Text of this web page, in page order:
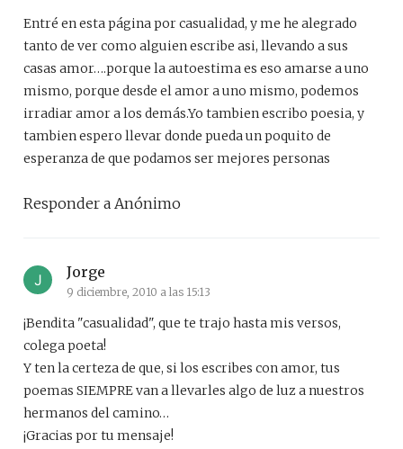
Entré en esta página por casualidad, y me he alegrado
tanto de ver como alguien escribe asi, llevando a sus
casas amor….porque la autoestima es eso amarse a uno
mismo, porque desde el amor a uno mismo, podemos
irradiar amor a los demás.Yo tambien escribo poesia, y
tambien espero llevar donde pueda un poquito de
esperanza de que podamos ser mejores personas
Responder a Anónimo
Jorge
9 diciembre, 2010 a las 15:13
¡Bendita "casualidad", que te trajo hasta mis versos,
colega poeta!
Y ten la certeza de que, si los escribes con amor, tus
poemas SIEMPRE van a llevarles algo de luz a nuestros
hermanos del camino…
¡Gracias por tu mensaje!